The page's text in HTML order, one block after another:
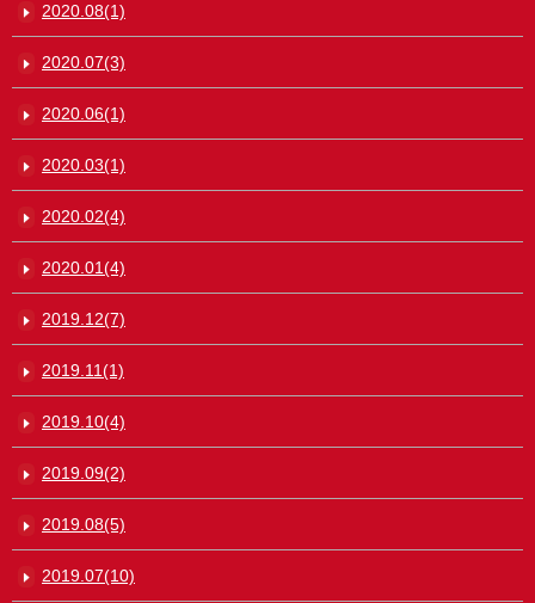
2020.08(1)
2020.07(3)
2020.06(1)
2020.03(1)
2020.02(4)
2020.01(4)
2019.12(7)
2019.11(1)
2019.10(4)
2019.09(2)
2019.08(5)
2019.07(10)